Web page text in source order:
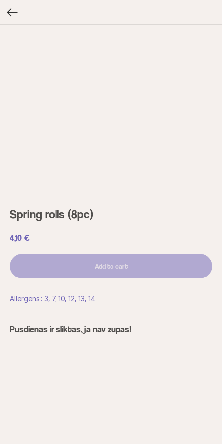
Spring rolls (8pc)
4,10 €
Add to cart
Allergens : 3, 7, 10, 12, 13, 14
Pusdienas ir sliktas, ja nav zupas!